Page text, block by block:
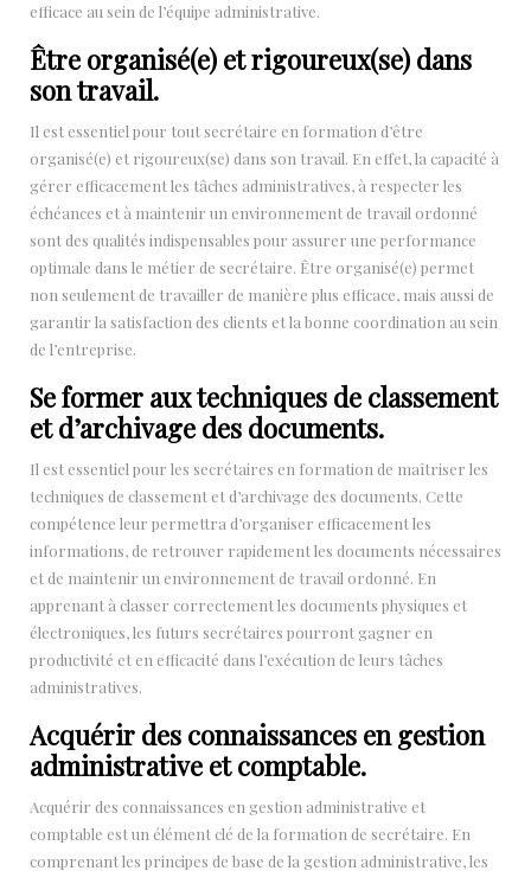
efficace au sein de l’équipe administrative.
Être organisé(e) et rigoureux(se) dans
son travail.
Il est essentiel pour tout secrétaire en formation d’être
organisé(e) et rigoureux(se) dans son travail. En effet, la capacité à
gérer efficacement les tâches administratives, à respecter les
échéances et à maintenir un environnement de travail ordonné
sont des qualités indispensables pour assurer une performance
optimale dans le métier de secrétaire. Être organisé(e) permet
non seulement de travailler de manière plus efficace, mais aussi de
garantir la satisfaction des clients et la bonne coordination au sein
de l’entreprise.
Se former aux techniques de classement
et d’archivage des documents.
Il est essentiel pour les secrétaires en formation de maîtriser les
techniques de classement et d’archivage des documents. Cette
compétence leur permettra d’organiser efficacement les
informations, de retrouver rapidement les documents nécessaires
et de maintenir un environnement de travail ordonné. En
apprenant à classer correctement les documents physiques et
électroniques, les futurs secrétaires pourront gagner en
productivité et en efficacité dans l’exécution de leurs tâches
administratives.
Acquérir des connaissances en gestion
administrative et comptable.
Acquérir des connaissances en gestion administrative et
comptable est un élément clé de la formation de secrétaire. En
comprenant les principes de base de la gestion administrative, les